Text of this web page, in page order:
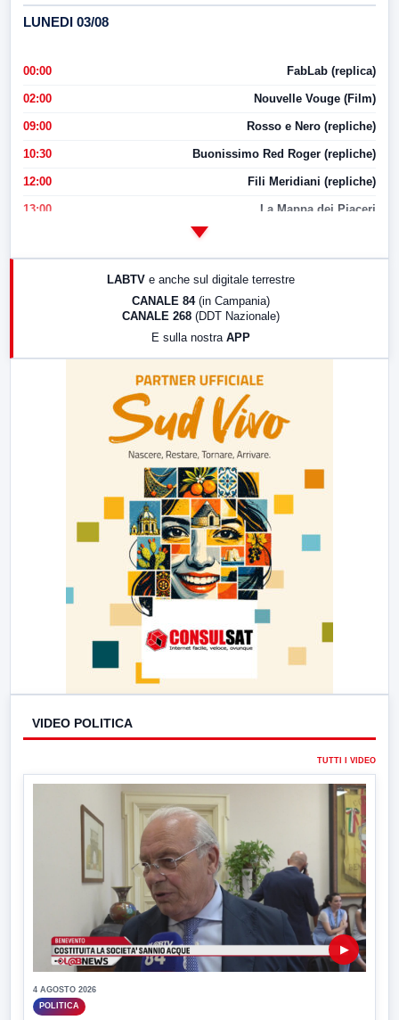
LUNEDI 03/08
00:00 FabLab (replica)
02:00 Nouvelle Vouge (Film)
09:00 Rosso e Nero (repliche)
10:30 Buonissimo Red Roger (repliche)
12:00 Fili Meridiani (repliche)
13:00 La Mappa dei Piaceri
LABTV e anche sul digitale terrestre
CANALE 84 (in Campania)
CANALE 268 (DDT Nazionale)
E sulla nostra APP
VIDEO POLITICA
TUTTI I VIDEO
▶
4 AGOSTO 2026
POLITICA